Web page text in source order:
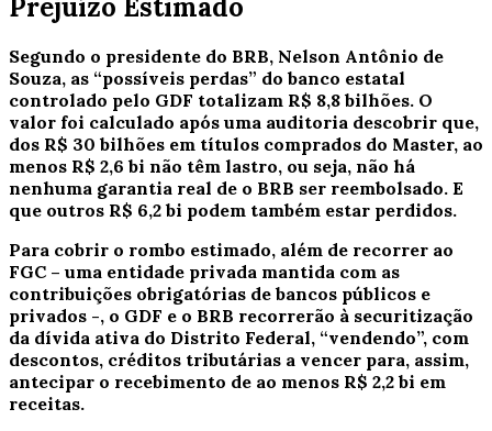
Segundo o presidente do BRB, Nelson Antônio de
Souza, as “possíveis perdas” do banco estatal
controlado pelo GDF totalizam R$ 8,8 bilhões. O
valor foi calculado após uma auditoria descobrir que,
dos R$ 30 bilhões em títulos comprados do Master, ao
menos R$ 2,6 bi não têm lastro, ou seja, não há
nenhuma garantia real de o BRB ser reembolsado. E
que outros R$ 6,2 bi podem também estar perdidos.
Para cobrir o rombo estimado, além de recorrer ao
FGC – uma entidade privada mantida com as
contribuições obrigatórias de bancos públicos e
privados -, o GDF e o BRB recorrerão à securitização
da dívida ativa do Distrito Federal, “vendendo”, com
descontos, créditos tributárias a vencer para, assim,
antecipar o recebimento de ao menos R$ 2,2 bi em
receitas.